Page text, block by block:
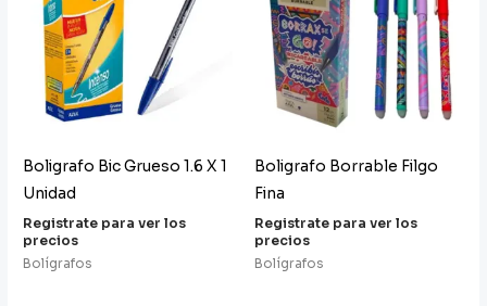
Boligrafo Bic Grueso 1.6 X 1
Unidad
Registrate para ver los
precios
Bolígrafos
Boligrafo Borrable Filgo
Fina
Registrate para ver los
precios
Bolígrafos